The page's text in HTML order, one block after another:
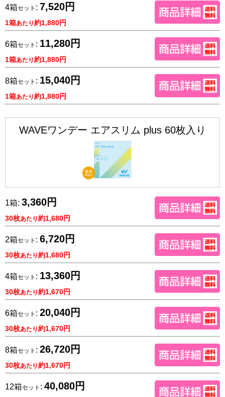
4箱セット : 7,520円
1箱あたり約1,880円
6箱セット : 11,280円
1箱あたり約1,880円
8箱セット : 15,040円
1箱あたり約1,880円
WAVEワンデー エアスリム plus 60枚入り
1箱: 3,360円
30枚あたり約1,680円
2箱セット : 6,720円
30枚あたり約1,680円
4箱セット : 13,360円
30枚あたり約1,670円
6箱セット : 20,040円
30枚あたり約1,670円
8箱セット : 26,720円
30枚あたり約1,670円
12箱セット : 40,080円